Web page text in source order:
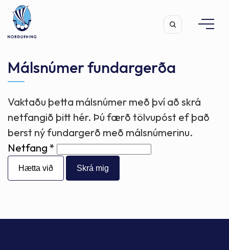
Leita
Málsnúmer fundargerða
Vaktaðu þetta málsnúmer með því að skrá
netfangið þitt hér. Þú færð tölvupóst ef það
berst ný fundargerð með málsnúmerinu.
Netfang
Hætta við